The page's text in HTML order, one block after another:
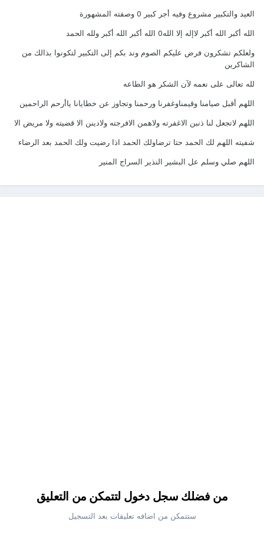
العيد والتكبير مشروع وفيه أجر كبير 0 وصفته المشهورة
الله أكبر الله أكبر لاإله إلا الله0 الله أكبر الله أكبر ولله الحمد
ولعلكم تشكرون فرض عليكم الصوم وند بكم إلى التكبير لتكونوا بذالك من
الشاكرين
لله تعالى على نعمه لآن الشكر هو الطاعه
اللهم أقبل صيامنا وقيمناوغفرنا ورحمنا وتجاوز عن خطايانا ياأرحم الراحمين
اللهم لاتجعل لنا ذنبن الاغفرته ولاهمن الافرجته ولادينن الا قضيته ولا مريض الا
شفيته اللهم لك الحمد حتا ترضاولك الحمد اذا رضيت ولك الحمد بعد الرضاء
اللهم صلي وسلم عل البشير النذير السراج المنير
من فضلك سجل دخول لتتمكن من التعليق
ستتمكن من اضافه تعليقات بعد التسجيل